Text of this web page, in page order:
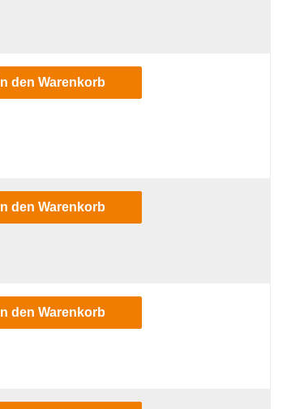
In den Warenkorb
In den Warenkorb
In den Warenkorb